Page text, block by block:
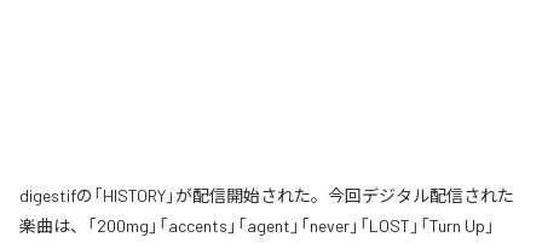
digestifの「HISTORY」が配信開始された。今回デジタル配信された
楽曲は、「200mg」「accents」「agent」「never」「LOST」「Turn Up」